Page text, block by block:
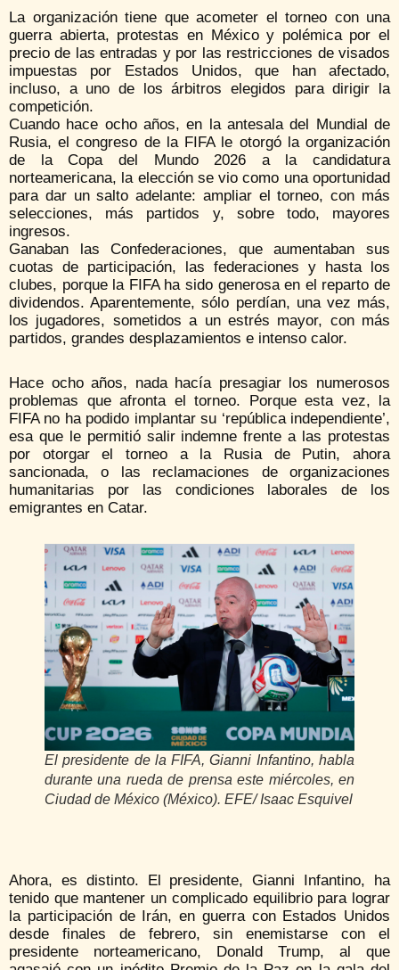
La organización tiene que acometer el torneo con una
guerra abierta, protestas en México y polémica por el
precio de las entradas y por las restricciones de visados
impuestas por Estados Unidos, que han afectado,
incluso, a uno de los árbitros elegidos para dirigir la
competición.
Cuando hace ocho años, en la antesala del Mundial de
Rusia, el congreso de la FIFA le otorgó la organización
de la Copa del Mundo 2026 a la candidatura
norteamericana, la elección se vio como una oportunidad
para dar un salto adelante: ampliar el torneo, con más
selecciones, más partidos y, sobre todo, mayores
ingresos.
Ganaban las Confederaciones, que aumentaban sus
cuotas de participación, las federaciones y hasta los
clubes, porque la FIFA ha sido generosa en el reparto de
dividendos. Aparentemente, sólo perdían, una vez más,
los jugadores, sometidos a un estrés mayor, con más
partidos, grandes desplazamientos e intenso calor.
Hace ocho años, nada hacía presagiar los numerosos
problemas que afronta el torneo. Porque esta vez, la
FIFA no ha podido implantar su ‘república independiente’,
esa que le permitió salir indemne frente a las protestas
por otorgar el torneo a la Rusia de Putin, ahora
sancionada, o las reclamaciones de organizaciones
humanitarias por las condiciones laborales de los
emigrantes en Catar.
El presidente de la FIFA, Gianni Infantino, habla
durante una rueda de prensa este miércoles, en
Ciudad de México (México). EFE/ Isaac Esquivel
Ahora, es distinto. El presidente, Gianni Infantino, ha
tenido que mantener un complicado equilibrio para lograr
la participación de Irán, en guerra con Estados Unidos
desde finales de febrero, sin enemistarse con el
presidente norteamericano, Donald Trump, al que